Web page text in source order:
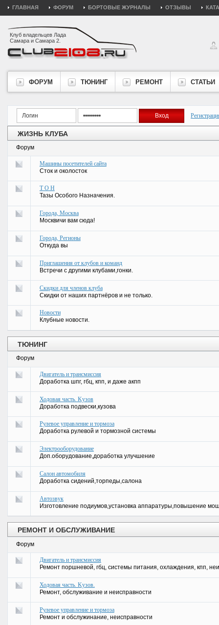
ГЛАВНАЯ ФОРУМ БОРТОВЫЕ ЖУРНАЛЫ ОТЗЫВЫ
Клуб владельцев Лада
Самара и Самара 2.
ФОРУМ ТЮНИНГ РЕМОНТ СТАТЬИ
ЖИЗНЬ КЛУБА
Форум
Машины посетителей сайта
Сток и околосток
Т О Н
Тазы Особого Назначения.
Города, Москва
Москвичи вам сюда!
Города, Регионы
Откуда вы
Приглашения от клубов и команд
Встречи с другими клубами,гонки.
Скидки для членов клуба
Скидки от наших партнёров и не только.
Новости
Клубные новости.
ТЮНИНГ
Форум
Двигатель и трансмиссия
Доработка шпг, гбц, кпп, и даже акпп
Ходовая часть. Kузов
Доработка подвески,кузова
Рулевое управление и тормоза
Доработка рулевой и тормозной системы
Электрооборудование
Доп.оборудование,доработка улучшение
Салон автомобиля
Доработка сидений,торпеды,салона
Автозвук
Изготовление подиумов,установка аппаратуры,повышение
РЕМОНТ И ОБСЛУЖИВАНИЕ
Форум
Двигатель и трансмиссия
Ремонт поршневой, гбц, системы питания, охлаждения, кпп,
Ходовая часть. Kузов.
Ремонт, обслуживание и неисправности
Рулевое управление и тормоза
Ремонт и обслужинание, неисправности